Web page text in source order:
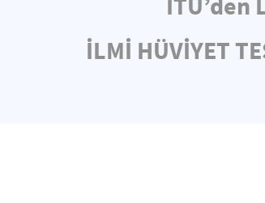
İLMİ HÜVİYET